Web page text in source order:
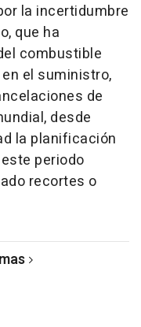
la incertidumbre
que ha
combustible
el suministro,
de
desde
la planificación
periodo
recortes o